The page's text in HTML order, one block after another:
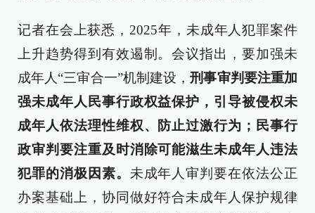
记者在会上获悉，2025年，未成年人犯罪案件
上升趋势得到有效遏制。会议指出，要加强未
成年人“三审合一”机制建设，刑事审判要注重加
强未成年人民事行政权益保护，引导被侵权未
成年人依法理性维权、防止过激行为；民事行
政审判要注重及时消除可能滋生未成年人违法
犯罪的消极因素。 未成年人审判要在依法公正
办案基础上，协同做好符合未成年人保护规律